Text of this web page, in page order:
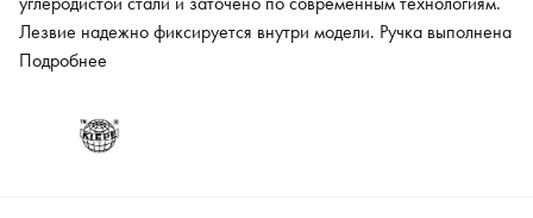
Лезвие надежно фиксируется внутри модели. Ручка выполнена
из пластика и имеет приятное софт-покрытие.
Подробнее